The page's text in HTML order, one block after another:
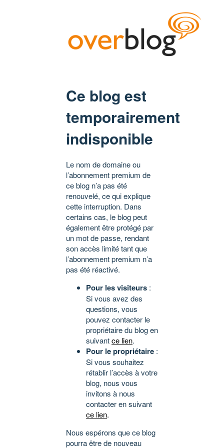
Ce blog est
temporairement
indisponible
Le nom de domaine ou
l’abonnement premium de
ce blog n’a pas été
renouvelé, ce qui explique
cette interruption. Dans
certains cas, le blog peut
également être protégé par
un mot de passe, rendant
son accès limité tant que
l’abonnement premium n’a
pas été réactivé.
Pour les visiteurs :
Si vous avez des
questions, vous
pouvez contacter le
propriétaire du blog en
suivantce lien.
Pour le propriétaire :
Si vous souhaitez
rétablir l’accès à votre
blog, nous vous
invitons à nous
contacter en suivant
ce lien.
Nous espérons que ce blog
pourra être de nouveau